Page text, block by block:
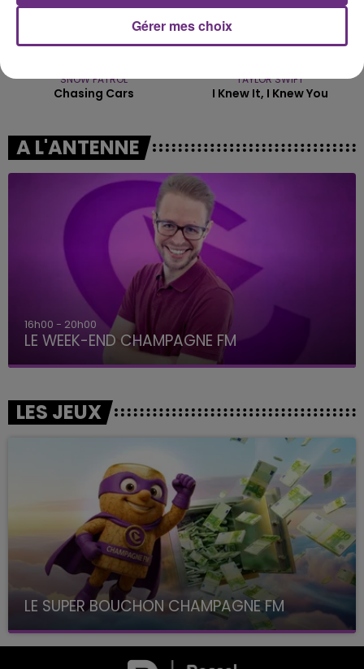
SNOW PATROL
Chasing Cars
TAYLOR SWIFT
I Knew It, I Knew You
A L'ANTENNE
16h00 - 20h00
LE WEEK-END CHAMPAGNE FM
LES JEUX
LE SUPER BOUCHON CHAMPAGNE FM
avec La Famille Champagne FM, à 8H10
Gérer mes choix